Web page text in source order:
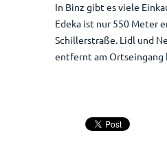
In Binz gibt es viele
Edeka ist nur 550 Meter
Schillerstraße. Lidl und
entfernt am Ortseingang